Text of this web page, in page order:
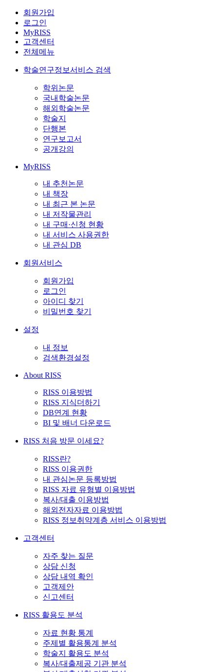
회원가입
로그인
MyRISS
고객센터
전체메뉴
학술연구정보서비스 검색
학위논문
국내학술논문
해외학술논문
학술지
단행본
연구보고서
공개강의
MyRISS
내 추천논문
내 책장
내 최근 본 논문
내 저작물관리
내 구매·신청 현황
내 서비스 사용권한
내 관심 DB
회원서비스
회원가입
로그인
아이디 찾기
비밀번호 찾기
설정
내 정보
검색환경설정
About RISS
RISS 이용방법
RISS 지식더하기
DB연계 현황
BI 및 배너 다운로드
RISS 처음 방문 이세요?
RISS란?
RISS 이용권한
내 관심논문 등록방법
RISS 자료 유형별 이용방법
복사/대출 이용방법
해외전자자료 이용방법
RISS 정보취약계층 서비스 이용방법
고객센터
자주 찾는 질문
상담 신청
상담 내역 확인
고객제안
신고센터
RISS 활용도 분석
자료 현황 통계
주제별 활용통계 분석
학술지 활용도 분석
복사/대출제공 기관 분석